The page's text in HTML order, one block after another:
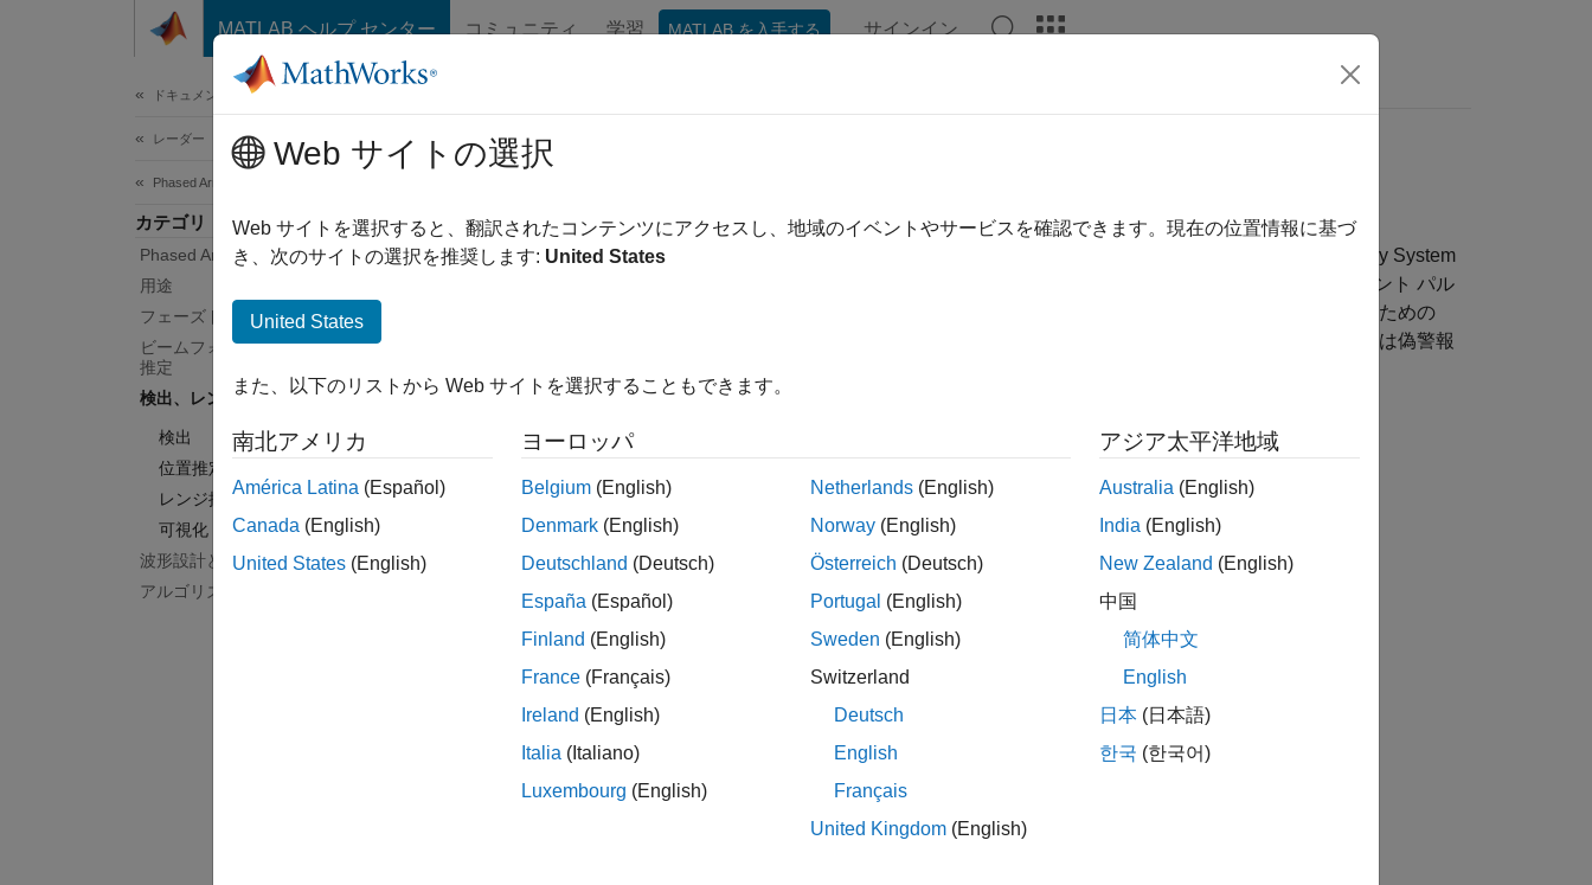
コンテンツへスキップ
MATLAB ヘルプ センター コミュニティ 学習 MATLAB を入手する サインイン
ドキュメンテーションのホーム
レーダー
Phased Array System Toolbox
カテゴリ
Phased Array System Toolbox 入門
用途
フェーズド アレイの設計と解析
ビームフォーミングおよび到来方向の
推定
検出、レンジ推定とドップラー推定
検出
位置推定
レンジ推定とドップラー推定
可視化
波形設計と信号合成
アルゴリズムの高速化とコード生成
検出、レンジ推定とドップラー推定
ターゲット検出、CFAR、SNR しきい値、ROC 曲線、レンジ推定とドップラー推定
検出はレーダー システムやソナー システムの重要な部分です。検出機能を向上させるために、Phased Array System
Toolbox™ には、整合フィルター処理とストレッチ処理によるパルス圧縮、コヒーレントおよび非コヒーレント パル
スの積分、レンジ推定とドップラー推定、および 1 次元または 2 次元の定偽警報率 (CFAR) 検出を実行するための
System object が含まれています。ユーティリティ関数を使用すると、さまざまな S/N 比 (SNR) レベルまたは偽警報
主要なトピック
Constant False-Alarm Rate (CFAR) Detectors
Simulating Test Signals for a Radar Receiver
Doppler Estimation
Model Coherent-on-Receive Behavior
Simulating Bistatic Polarimetric Radar
カテゴリ
ターゲット検出、CFAR、2-D CFAR、ROC 曲線、ソナー方程式
到着時間 (TOA)、到着時間差 (TDOA)、到着時間和 (TSOA)、位置推定
Web サイトの選択
Web サイトを選択すると、翻訳されたコンテンツにアクセスし、地域のイベントやサービスを確認できます。現在の位置情報に基づ
き、次のサイトの選択を推奨します: United States
United States
また、以下のリストから Web サイトを選択することもできます。
南北アメリカ
América Latina (Español)
Canada (English)
United States (English)
ヨーロッパ
Belgium (English)
Denmark (English)
Deutschland (Deutsch)
España (Español)
Finland (English)
France (Français)
Ireland (English)
Italia (Italiano)
Luxembourg (English)
Netherlands (English)
Norway (English)
Österreich (Deutsch)
Portugal (English)
Sweden (English)
Switzerland
Deutsch
English
Français
United Kingdom (English)
アジア太平洋地域
Australia (English)
India (English)
New Zealand (English)
中国
简体中文
English
日本 (日本語)
한국 (한국어)